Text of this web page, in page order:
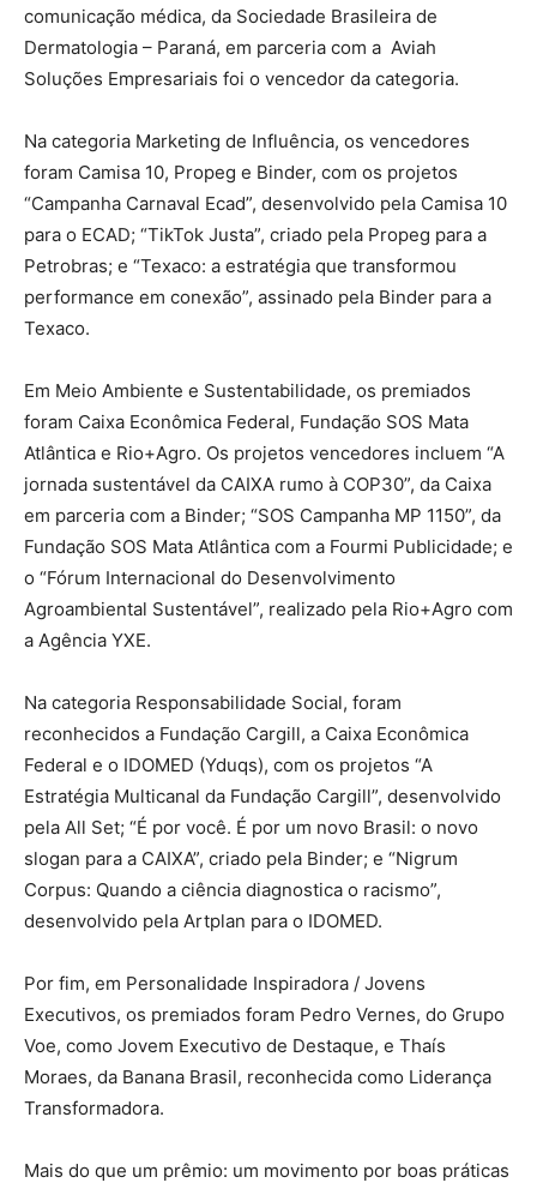
comunicação médica, da Sociedade Brasileira de
Dermatologia – Paraná, em parceria com a Aviah
Soluções Empresariais foi o vencedor da categoria.
Na categoria Marketing de Influência, os vencedores
foram Camisa 10, Propeg e Binder, com os projetos
“Campanha Carnaval Ecad”, desenvolvido pela Camisa 10
para o ECAD; “TikTok Justa”, criado pela Propeg para a
Petrobras; e “Texaco: a estratégia que transformou
performance em conexão”, assinado pela Binder para a
Texaco.
Em Meio Ambiente e Sustentabilidade, os premiados
foram Caixa Econômica Federal, Fundação SOS Mata
Atlântica e Rio+Agro. Os projetos vencedores incluem “A
jornada sustentável da CAIXA rumo à COP30”, da Caixa
em parceria com a Binder; “SOS Campanha MP 1150”, da
Fundação SOS Mata Atlântica com a Fourmi Publicidade; e
o “Fórum Internacional do Desenvolvimento
Agroambiental Sustentável”, realizado pela Rio+Agro com
a Agência YXE.
Na categoria Responsabilidade Social, foram
reconhecidos a Fundação Cargill, a Caixa Econômica
Federal e o IDOMED (Yduqs), com os projetos “A
Estratégia Multicanal da Fundação Cargill”, desenvolvido
pela All Set; “É por você. É por um novo Brasil: o novo
slogan para a CAIXA”, criado pela Binder; e “Nigrum
Corpus: Quando a ciência diagnostica o racismo”,
desenvolvido pela Artplan para o IDOMED.
Por fim, em Personalidade Inspiradora / Jovens
Executivos, os premiados foram Pedro Vernes, do Grupo
Voe, como Jovem Executivo de Destaque, e Thaís
Moraes, da Banana Brasil, reconhecida como Liderança
Transformadora.
Mais do que um prêmio: um movimento por boas práticas